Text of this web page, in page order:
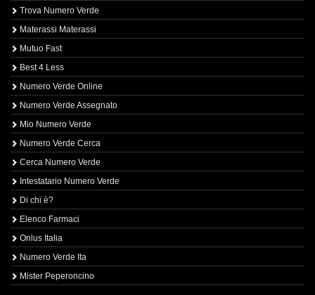
Trova Numero Verde
Materassi Materassi
Mutuo Fast
Best 4 Less
Numero Verde Online
Numero Verde Assegnato
Mio Numero Verde
Numero Verde Cerca
Cerca Numero Verde
Intestatario Numero Verde
Di chi è?
Elenco Farmaci
Onlus Italia
Numero Verde Ita
Mister Peperoncino